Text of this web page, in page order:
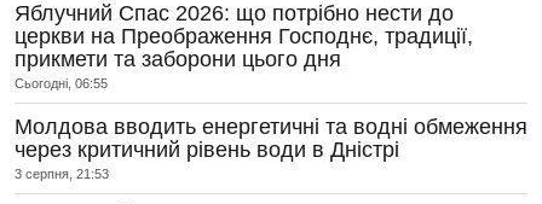
Яблучний Спас 2026: що потрібно нести до
церкви на Преображення Господнє, традиції,
прикмети та заборони цього дня
Сьогодні, 06:55
Молдова вводить енергетичні та водні обмеження
через критичний рівень води в Дністрі
3 серпня, 21:53